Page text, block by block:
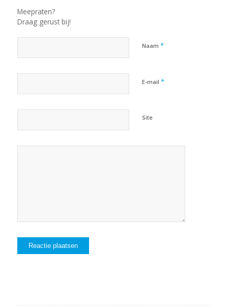
Meepraten?
Draag gerust bij!
Naam *
E-mail *
Site